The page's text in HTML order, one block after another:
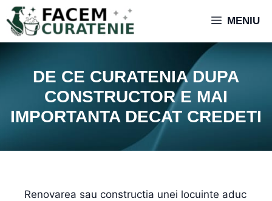
MENIU
DE CE CURATENIA DUPA
CONSTRUCTOR E MAI
IMPORTANTA DECAT CREDETI
Renovarea sau constructia unei locuinte aduc